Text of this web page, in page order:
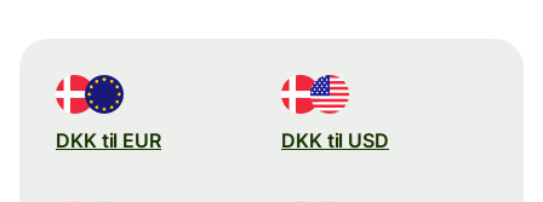
DKK til EUR DKK til USD